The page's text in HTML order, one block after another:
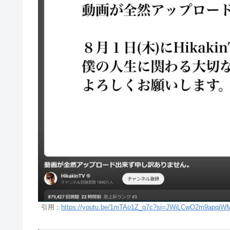
引用： https://youtu.be/